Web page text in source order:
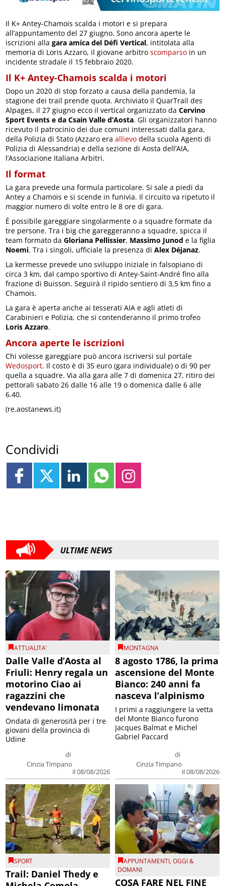
Il K+ Antey-Chamois scalda i motori e si prepara
all’appuntamento del 27 giugno. Sono ancora aperte le
iscrizioni allagara amica del Défi Vertical, intitolata alla
memoria di Loris Azzaro, il giovane arbitroscomparso in un
incidente stradale il 15 febbraio 2020.
Il K+ Antey-Chamois scalda i motori
Dopo un 2020 di stop forzato a causa della pandemia, la
stagione dei trail prende quota. Archiviato il QuarTrail des
Alpages, il 27 giugno ecco il vertical organizzato daCervino
Sport Events e da Csain Valle d’Aosta. Gli organizzatori hanno
ricevuto il patrocinio dei due comuni interessati dalla gara,
della Polizia di Stato (Azzaro eraallievo della scuola Agenti di
Polizia di Alessandria) e della sezione di Aosta dell’AIA,
l’Associazione Italiana Arbitri.
Il format
La gara prevede una formula particolare. Si sale a piedi da
Antey a Chamois e si scende in funivia. Il circuito va ripetuto il
maggior numero di volte entro le 8 ore di gara.
È possibile gareggiare singolarmente o a squadre formate da
tre persone. Tra i big che gareggeranno a squadre, spicca il
team formato daGloriana Pellissier, Massimo Junod e la figlia
Noemi. Tra i singoli, ufficiale la presenza diAlex Déjanaz.
La kermesse prevede uno sviluppo iniziale in falsopiano di
circa 3 km, dal campo sportivo di Antey-Saint-André fino alla
frazione di Buisson. Seguirà il ripido sentiero di 3,5 km fino a
Chamois.
La gara è aperta anche ai tesserati AIA e agli atleti di
Carabinieri e Polizia, che si contenderanno il primo trofeo
Loris Azzaro.
Ancora aperte le iscrizioni
Chi volesse gareggiare può ancora iscriversi sul portale
Wedosport. Il costo è di 35 euro (gara individuale) o di 90 per
quella a squadre. Via alla gara alle 7 di domenica 27, ritiro dei
pettorali sabato 26 dalle 16 alle 19 o domenica dalle 6 alle
6.40.
(re.aostanews.it)
Condividi
ULTIME NEWS
ATTUALITA'
Dalle Valle d’Aosta al
Friuli: Henry regala un
motorino Ciao ai
ragazzini che
vendevano limonata
di
Cinzia Timpano
il 08/08/2026
Ondata di generosità per i tre
giovani della provincia di
Udine
MONTAGNA
8 agosto 1786, la prima
ascensione del Monte
Bianco: 240 anni fa
nasceva l’alpinismo
di
Cinzia Timpano
il 08/08/2026
I primi a raggiungere la vetta
del Monte Bianco furono
Jacques Balmat e Michel
Gabriel Paccard
SPORT
Trail: Daniel Thedy e
APPUNTAMENTI,OGGI &
DOMANI
COSA FARE NEL FINE